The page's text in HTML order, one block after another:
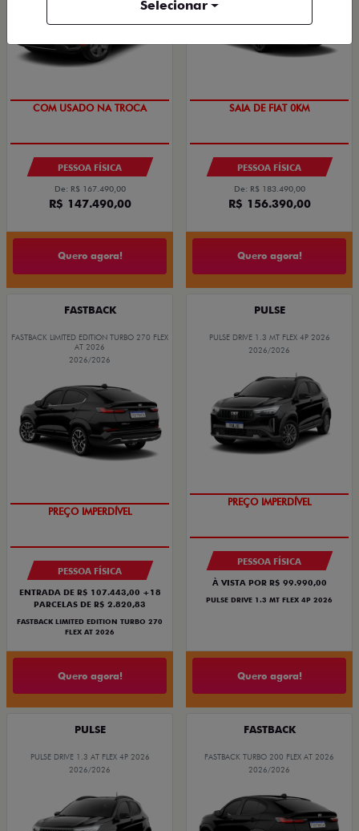
COM USADO NA TROCA
PESSOA FÍSICA
De: R$ 167.490,00
R$ 147.490,00
Quero agora!
SAIA DE FIAT 0KM
PESSOA FÍSICA
De: R$ 183.490,00
R$ 156.390,00
Quero agora!
FASTBACK
FASTBACK LIMITED EDITION TURBO 270 FLEX
AT 2026
2026/2026
PREÇO IMPERDÍVEL
PESSOA FÍSICA
ENTRADA DE R$ 107.443,00 +18
PARCELAS DE R$ 2.820,83
FASTBACK LIMITED EDITION TURBO 270
FLEX AT 2026
Quero agora!
PULSE
PULSE DRIVE 1.3 MT FLEX 4P 2026
2026/2026
PREÇO IMPERDÍVEL
PESSOA FÍSICA
À VISTA POR R$ 99.990,00
PULSE DRIVE 1.3 MT FLEX 4P 2026
Quero agora!
PULSE
PULSE DRIVE 1.3 AT FLEX 4P 2026
2026/2026
FASTBACK
FASTBACK TURBO 200 FLEX AT 2026
2026/2026
Selecionar